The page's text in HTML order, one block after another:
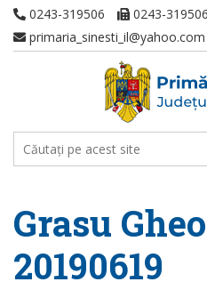
0243-319506
0243-319506
primaria_sinesti_il@yahoo.com
Grasu
20190619